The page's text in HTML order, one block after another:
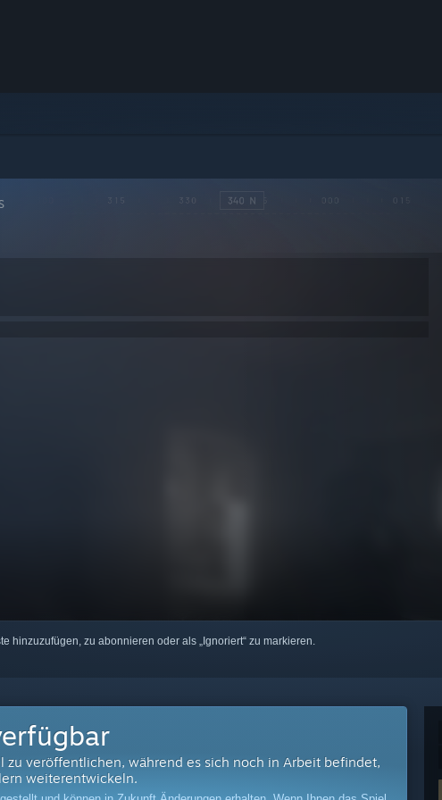
hinzuzufügen, zu abonnieren oder als „Ignoriert“ zu markieren.
zu veröffentlichen, während es sich noch in Arbeit befindet,
weiterentwickeln.